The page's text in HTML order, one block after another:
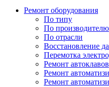
Ремонт оборудования
По типу
По производителю
По отрасли
Восстановление
Перемотка
Ремонт автоклавов
Ремонт
Ремонт